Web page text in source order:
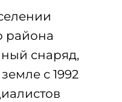
района
снаряд,
с 1992